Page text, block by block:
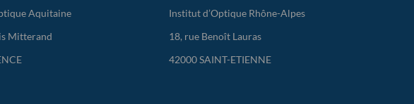
Aquitaine
Mitterand
Institut d’Optique Rhône-Alpes
18, rue Benoît Lauras
42000 SAINT-ETIENNE